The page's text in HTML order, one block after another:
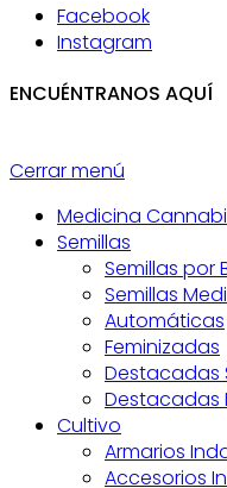
Facebook
Instagram
ENCUÉNTRANOS AQUÍ
Cerrar menú
Medicina
Semillas
Semillas por
Semillas
Automáticas
Feminizadas
Destacadas
Destacadas
Cultivo
Armarios
Accesorios